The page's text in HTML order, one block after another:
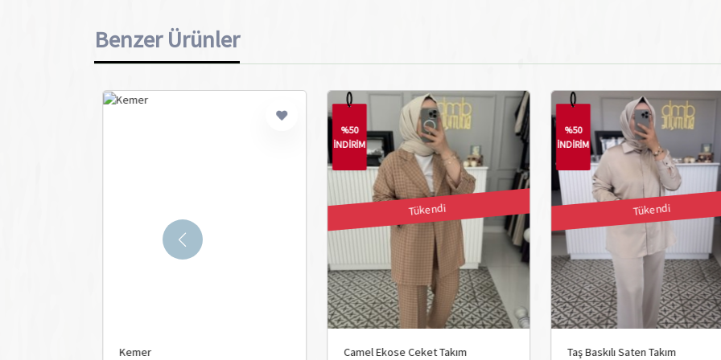
Benzer Ürünler
%50
İNDİRİM
Taş Baskılı Saten Takım
%50
İNDİRİM
Bej Gül Broşlu Takım